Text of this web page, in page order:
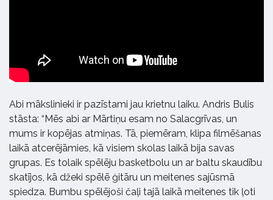
Abi mākslinieki ir pazīstami jau krietnu laiku. Andris Bulis
stāsta: “Mēs abi ar Mārtiņu esam no Salacgrīvas, un
mums ir kopējas atmiņas. Tā, piemēram, klipa filmēšanas
laikā atcerējāmies, kā visiem skolas laikā bija savas
grupas. Es tolaik spēlēju basketbolu un ar baltu skaudību
skatījos, kā džeki spēlē ģitāru un meitenes sajūsmā
spiedza. Bumbu spēlējoši čaļi tajā laikā meitenes tik ļoti